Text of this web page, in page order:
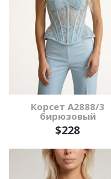
Корсет А2888/3
бирюзовый
$228